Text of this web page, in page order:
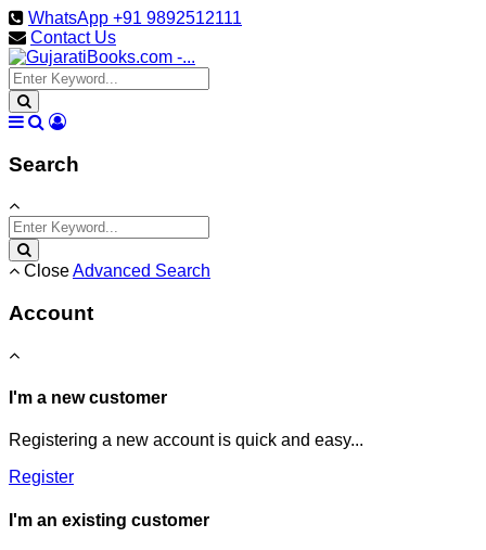
WhatsApp +91 9892512111
Contact Us
Search
CloseAdvanced Search
Account
I'm a new customer
Registering a new account is quick and easy...
Register
I'm an existing customer